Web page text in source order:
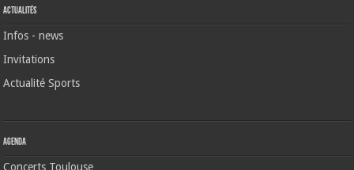
Actualités
Infos - news
Invitations
Actualité Sports
Agenda
Concerts Toulouse